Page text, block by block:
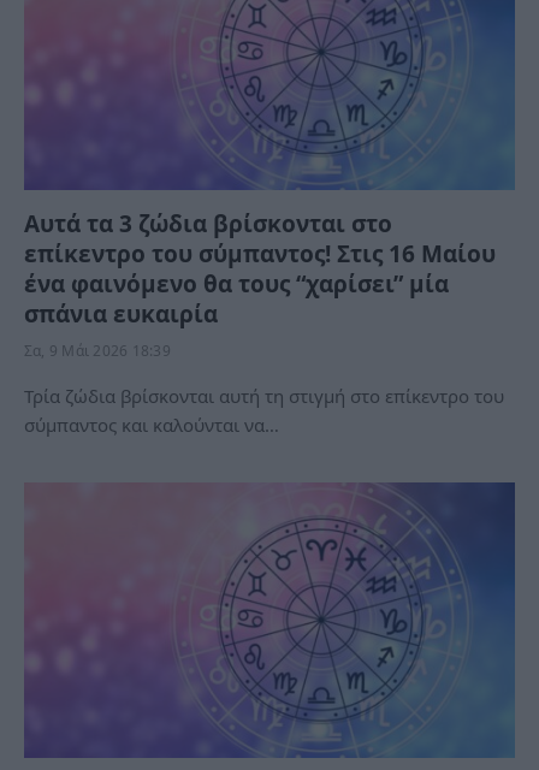
Αυτά τα 3 ζώδια βρίσκονται στο
επίκεντρο του σύμπαντος! Στις 16 Μαίου
ένα φαινόμενο θα τους “χαρίσει” μία
σπάνια ευκαιρία
Σα, 9 Μάι 2026 18:39
Τρία ζώδια βρίσκονται αυτή τη στιγμή στο επίκεντρο του
σύμπαντος και καλούνται να…